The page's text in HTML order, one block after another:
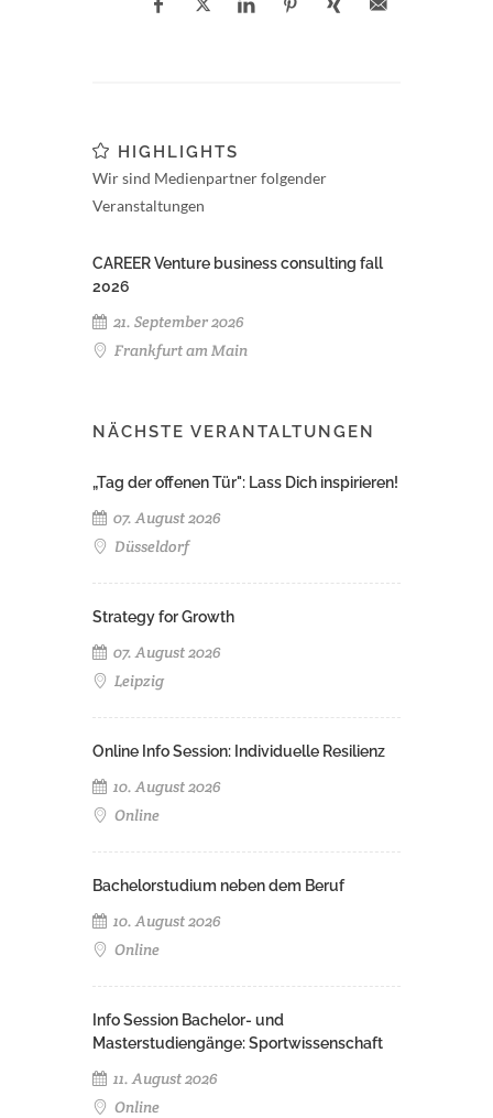
HIGHLIGHTS
Wir sind Medienpartner folgender
Veranstaltungen
CAREER Venture business consulting fall
2026
21. September 2026
Frankfurt am Main
NÄCHSTE VERANTALTUNGEN
„Tag der offenen Tür": Lass Dich inspirieren!
07. August 2026
Düsseldorf
Strategy for Growth
07. August 2026
Leipzig
Online Info Session: Individuelle Resilienz
10. August 2026
Online
Bachelorstudium neben dem Beruf
10. August 2026
Online
Info Session Bachelor- und
Masterstudiengänge: Sportwissenschaft
11. August 2026
Online